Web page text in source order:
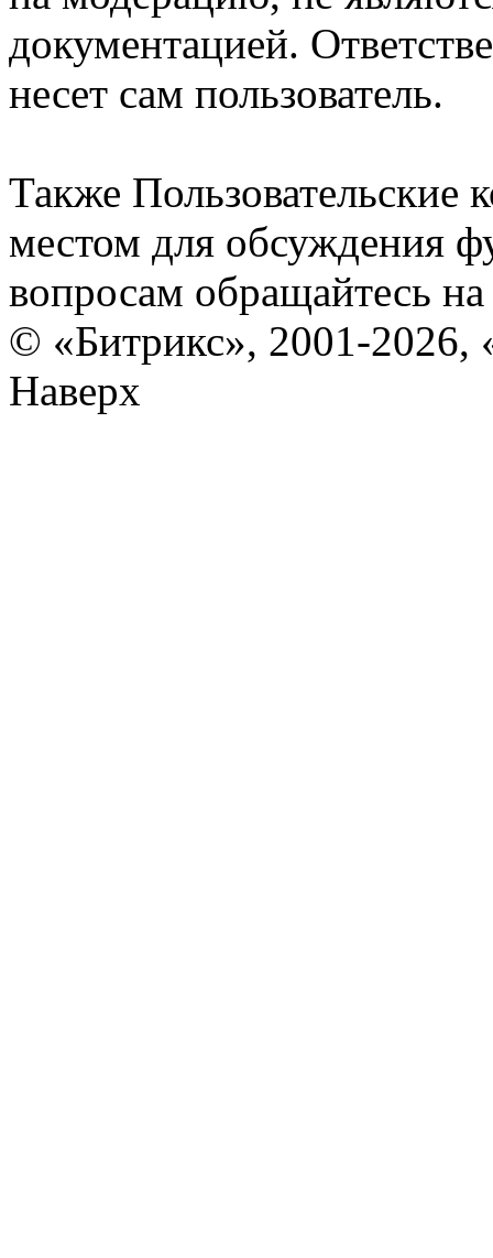
документацией.
несет сам пользователь.
Также Пользовательские
местом для обсуждения
вопросам обращайтесь
© «Битрикс», 2001-2026,
Наверх